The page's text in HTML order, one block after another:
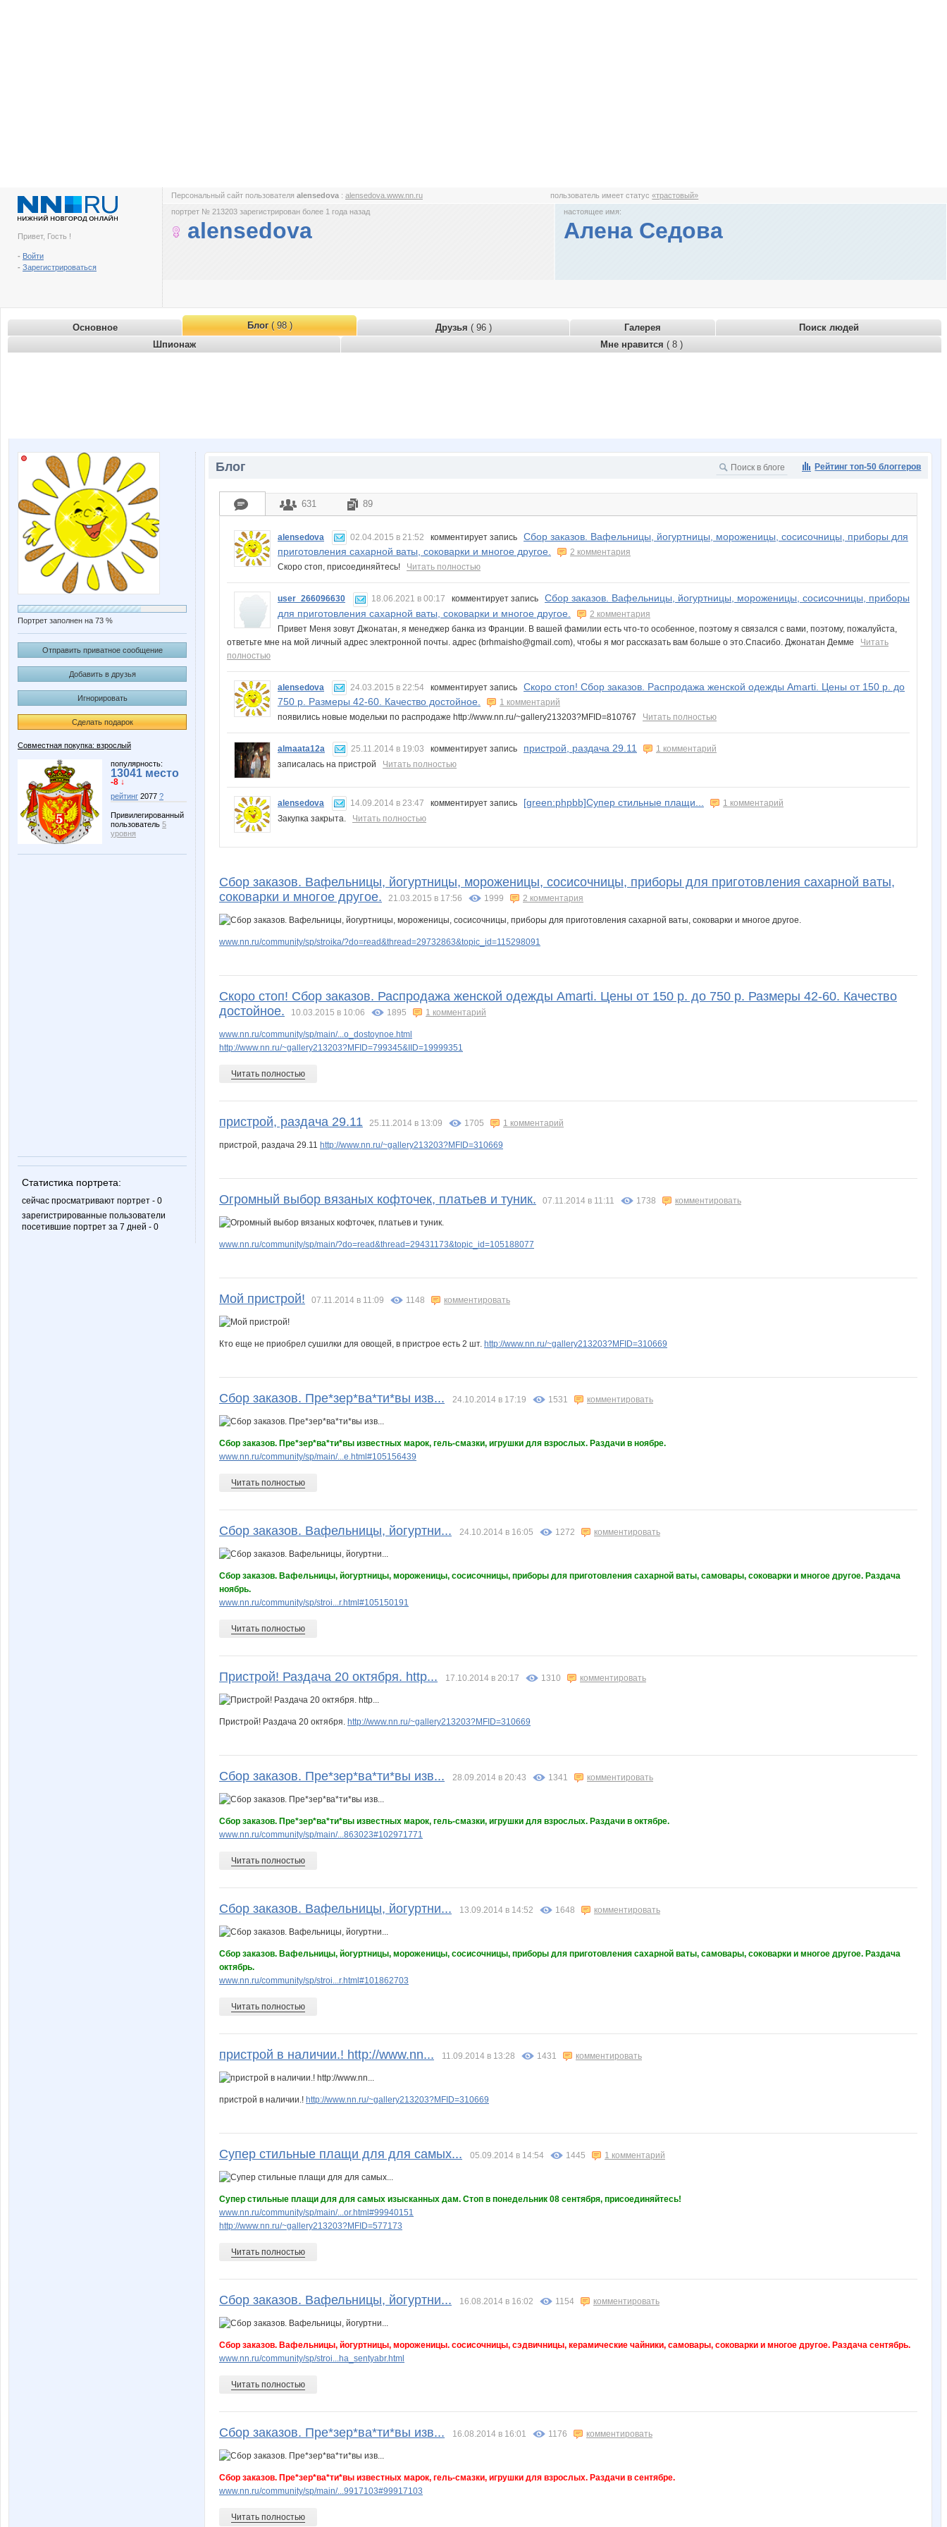
Привет, Гость !
- Войти
- Зарегистрироваться
Персональный сайт пользователя alensedova : alensedova.www.nn.ru пользователь имеет статус«трастовый»
портрет № 213203 зарегистрирован более 1 года назад
alensedova
настоящее имя:
Алена Седова
Основное Блог( 98 ) Друзья ( 96 ) Галерея
Поиск людей
Шпионаж
Мне нравится ( 8 )
Портрет заполнен на 73 %
Отправить приватное сообщение
Добавить в друзья
Игнорировать
Сделать подарок
Совместная покупка: взрослый
популярность:
13041 место
-8 ↓
рейтинг 2077 ?
Привилегированный
пользователь 5
уровня
Статистика портрета:
сейчас просматривают портрет - 0
зарегистрированные пользователи
посетившие портрет за 7 дней - 0
Рейтинг топ-50 блоггеров
Блог
631 89
alensedova 02.04.2015 в 21:52 комментирует запись Сбор заказов. Вафельницы, йогуртницы, мороженицы, сосисочницы, приборы для
приготовления сахарной ваты, соковарки и многое другое.
2 комментария
Скоро стоп, присоединяйтесь! Читать полностью
user_266096630 18.06.2021 в 00:17 комментирует запись Сбор заказов. Вафельницы, йогуртницы, мороженицы, сосисочницы, приборы
для приготовления сахарной ваты, соковарки и многое другое.
2 комментария
Привет Меня зовут Джонатан, я менеджер банка из Франции. В вашей фамилии есть что-то особенное, поэтому я связался с вами, поэтому, пожалуйста,
ответьте мне на мой личный адрес электронной почты. адрес (brhmaisho@gmail.com), чтобы я мог рассказать вам больше о это.Спасибо. Джонатан Демме Читать
полностью
alensedova 24.03.2015 в 22:54 комментирует запись Скоро стоп! Сбор заказов. Распродажа женской одежды Amarti. Цены от 150 р. до
750 р. Размеры 42-60. Качество достойное.
1 комментарий
появились новые модельки по распродаже http://www.nn.ru/~gallery213203?MFID=810767 Читать полностью
almaata12a 25.11.2014 в 19:03 комментирует запись пристрой, раздача 29.11
1 комментарий
записалась на пристрой Читать полностью
alensedova 14.09.2014 в 23:47 комментирует запись [green:phpbb]Супер стильные плащи...
1 комментарий
Закупка закрыта. Читать полностью
Сбор заказов. Вафельницы, йогуртницы, мороженицы, сосисочницы, приборы для приготовления сахарной ваты,
соковарки и многое другое.
21.03.2015 в 17:56 1999 2 комментария
www.nn.ru/community/sp/stroika/?do=read&thread=29732863&topic_id=115298091
Скоро стоп! Сбор заказов. Распродажа женской одежды Amarti. Цены от 150 р. до 750 р. Размеры 42-60. Качество
достойное.
10.03.2015 в 10:06 1895 1 комментарий
www.nn.ru/community/sp/main/...o_dostoynoe.html
http://www.nn.ru/~gallery213203?MFID=799345&IID=19999351
Читать полностью
пристрой, раздача 29.11 25.11.2014 в 13:09 1705 1 комментарий
пристрой, раздача 29.11 http://www.nn.ru/~gallery213203?MFID=310669
Огромный выбор вязаных кофточек, платьев и туник. 07.11.2014 в 11:11 1738 комментировать
www.nn.ru/community/sp/main/?do=read&thread=29431173&topic_id=105188077
Мой пристрой! 07.11.2014 в 11:09 1148 комментировать
Кто еще не приобрел сушилки для овощей, в пристрое есть 2 шт. http://www.nn.ru/~gallery213203?MFID=310669
Сбор заказов. Пре*зер*ва*ти*вы изв... 24.10.2014 в 17:19 1531 комментировать
Сбор заказов. Пре*зер*ва*ти*вы известных марок, гель-смазки, игрушки для взрослых. Раздачи в ноябре.
www.nn.ru/community/sp/main/...e.html#105156439
Читать полностью
Сбор заказов. Вафельницы, йогуртни... 24.10.2014 в 16:05 1272 комментировать
Сбор заказов. Вафельницы, йогуртницы, мороженицы, сосисочницы, приборы для приготовления сахарной ваты, самовары, соковарки и многое другое. Раздача
ноябрь.
www.nn.ru/community/sp/stroi...r.html#105150191
Читать полностью
Пристрой! Раздача 20 октября. http... 17.10.2014 в 20:17 1310 комментировать
Пристрой! Раздача 20 октября. http://www.nn.ru/~gallery213203?MFID=310669
Сбор заказов. Пре*зер*ва*ти*вы изв... 28.09.2014 в 20:43 1341 комментировать
Сбор заказов. Пре*зер*ва*ти*вы известных марок, гель-смазки, игрушки для взрослых. Раздачи в октябре.
www.nn.ru/community/sp/main/...863023#102971771
Читать полностью
Сбор заказов. Вафельницы, йогуртни... 13.09.2014 в 14:52 1648 комментировать
Сбор заказов. Вафельницы, йогуртницы, мороженицы, сосисочницы, приборы для приготовления сахарной ваты, самовары, соковарки и многое другое. Раздача
октябрь.
www.nn.ru/community/sp/stroi...r.html#101862703
Читать полностью
пристрой в наличии.! http://www.nn... 11.09.2014 в 13:28 1431 комментировать
пристрой в наличии.! http://www.nn.ru/~gallery213203?MFID=310669
Супер стильные плащи для для самых... 05.09.2014 в 14:54 1445 1 комментарий
Супер стильные плащи для для самых изысканных дам. Стоп в понедельник 08 сентября, присоединяйтесь!
www.nn.ru/community/sp/main/...or.html#99940151
http://www.nn.ru/~gallery213203?MFID=577173
Читать полностью
Сбор заказов. Вафельницы, йогуртни... 16.08.2014 в 16:02 1154 комментировать
Сбор заказов. Вафельницы, йогуртницы, мороженицы. сосисочницы, сэдвичницы, керамические чайники, самовары, соковарки и многое другое. Раздача сентябрь.
www.nn.ru/community/sp/stroi...ha_sentyabr.html
Читать полностью
Сбор заказов. Пре*зер*ва*ти*вы изв... 16.08.2014 в 16:01 1176 комментировать
Сбор заказов. Пре*зер*ва*ти*вы известных марок, гель-смазки, игрушки для взрослых. Раздачи в сентябре.
www.nn.ru/community/sp/main/...9917103#99917103
Читать полностью